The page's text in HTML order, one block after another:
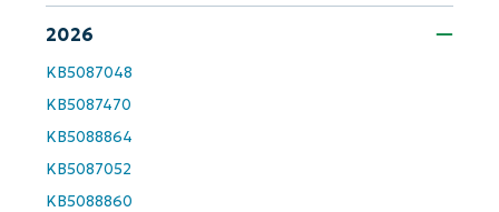
2026
KB5087048
KB5087470
KB5088864
KB5087052
KB5088860
Company